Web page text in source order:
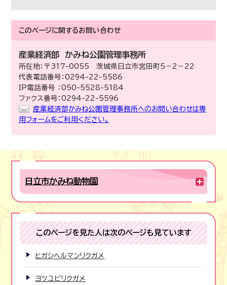
このページに関するお問い合わせ
産業経済部かみね公園管理事務所
所在地：〒317-0055 茨城県日立市宮田町5－2－22
代表電話番号：0294-22-5586
IP電話番号 ：050-5528-5184
ファクス番号：0294-22-5596
産業経済部かみね公園管理事務所へのお問い合わせは専
用フォームをご利用ください。
日立市かみね動物園
このページを見た人は次のページも見ています
ヒガシヘルマンリクガメ
ヨツユビリクガメ